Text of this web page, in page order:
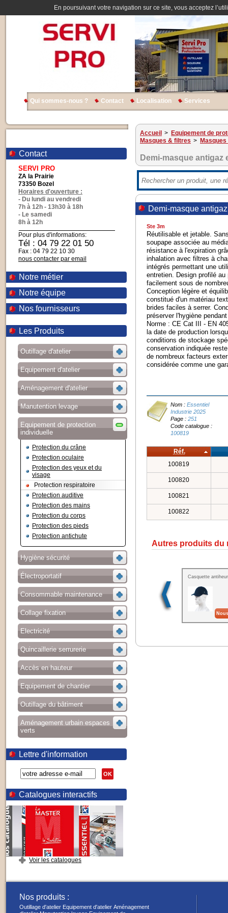
En poursuivant votre navigation sur ce site, vous acceptez
Qui sommes-nous ? Contact Localisation Services
Contact
SERVI PRO
ZA la Prairie
73350 Bozel
Horaires d'ouverture :
- Du lundi au vendredi
7h à 12h - 13h30 à 18h
- Le samedi
8h à 12h
Pour plus d'informations:
Tél : 04 79 22 01 50
Fax : 04 79 22 10 30
nous contacter par email
Notre métier
Notre équipe
Nos fournisseurs
Les Produits
Outillage d'atelier
Equipement d'atelier
Aménagement d'atelier
Manutention levage
Equipement de protection
individuelle
Protection du crâne
Protection oculaire
Protection des yeux et du
visage
Protection respiratoire
Protection auditive
Protection des mains
Protection du corps
Protection des pieds
Protection antichute
Hygiène sécurité
Électroportatif
Consommable maintenance
Collage fixation
Electricité
Quincaillerie serrurerie
Accès en hauteur
Equipement de chantier
Outillage du bâtiment
Aménagement urbain espaces
verts
Lettre d'information
OK
Catalogues interactifs
Voir les catalogues
Accueil > Equipement de
Masques & filtres >
Demi-masque antigaz
Demi-masque
Ste 3m
Réutilisable et jetable.
soupape associée au
résistance à l'expiration
inhalation avec filtres à
intégrés permettant une
entretien. Design profilé
facilement sous de
Conception légère et
constitué d'un matériau
brides faciles à serrer.
préserver l'hygiène
Norme : CE Cat III - EN
la date de production
conditions de stockage
conservation indiquée
de nombreux facteurs
considérée comme une
Nom :Essentiel
Industrie 2025
Page :251
Code catalogue :
100819
Réf.
100819
100820
100821
100822
Autres produits du
Casquette
Nos produits :
Outillage d'atelier Equipement d'atelier Aménagement